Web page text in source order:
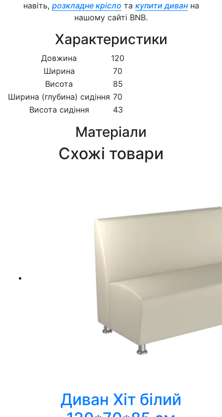
навіть, розкладне крісло та купити диванна
нашому сайті BNB.
Характеристики
Довжина
120
Ширина
70
Висота
85
Ширина (глубина) сидіння 70
Висота сидіння
43
Матеріали
Схожі товари
Диван Хіт білий